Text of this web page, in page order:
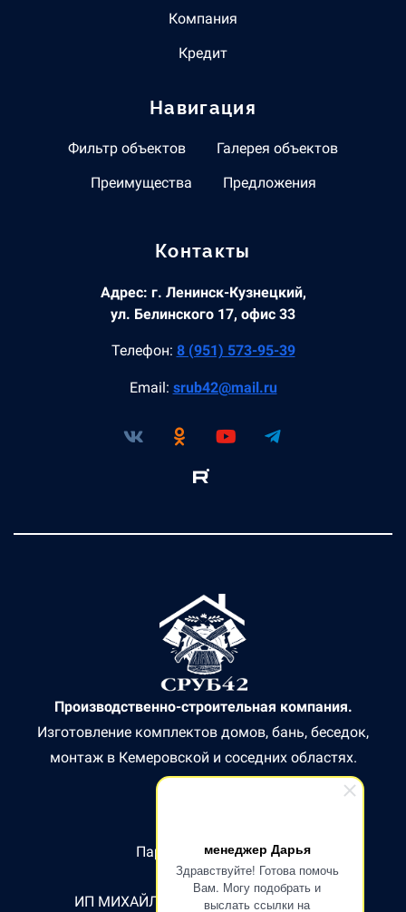
менеджер Дарья
Здравствуйте! Готова помочь
Вам. Могу подобрать и
выслать ссылки на
Компания
Кредит
Навигация
Фильтр объектов
Галерея объектов
Преимущества
Предложения
Контакты
Адрес: г. Ленинск-Кузнецкий,
ул. Белинского 17, офис 33
Телефон: 8 (951) 573-95-39
Email: srub42@mail.ru
Производственно-строительная компания.
Изготовление комплектов домов, бань, беседок,
монтаж в Кемеровской и соседних областях.
Партнер СБЕР БАНК
ИП МИХАЙЛОВ СЕРГЕЙ ВИКТОРОВИЧ